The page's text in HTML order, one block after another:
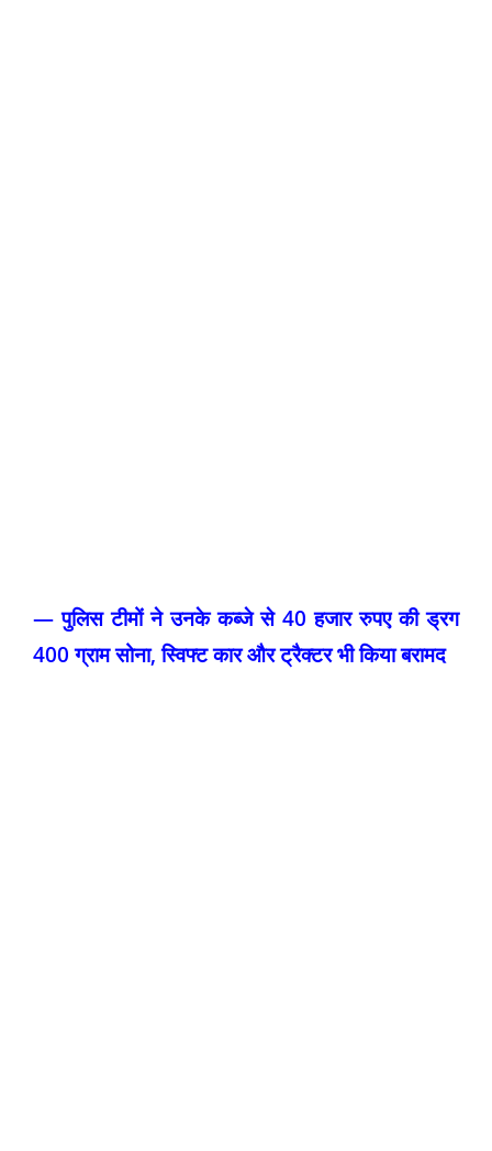
— पुलिस टीमों ने उनके कब्जे से 40 हजार रुपए की ड्रग
400 ग्राम सोना, स्विफ्ट कार और ट्रैक्टर भी किया बरामद